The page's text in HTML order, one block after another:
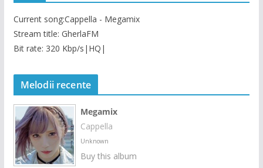
Current song:Cappella - Megamix
Stream title: GherlaFM
Bit rate: 320 Kbp/s|HQ|
Melodii recente
Megamix
Cappella
Unknown
Buy this album